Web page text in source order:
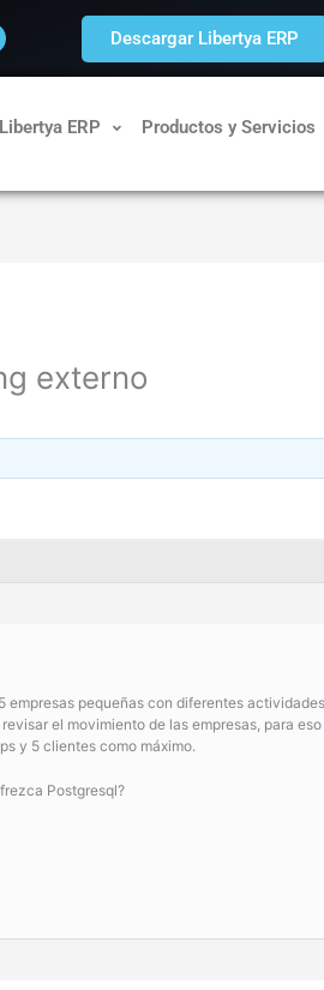
Descargar Libertya ERP
ERP Productos y Servicios
externo
pequeñas con diferentes
el movimiento de las empresas, para
y 5 clientes como máximo.
Postgresql?